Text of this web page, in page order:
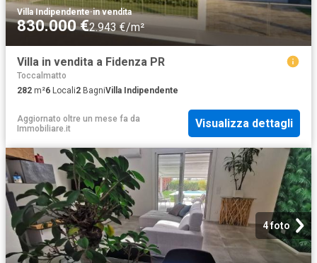
Villa Indipendente·in vendita
830.000 €2.943 €/m²
Villa in vendita a Fidenza PR
Toccalmatto
282 m²6 Locali2 BagniVilla Indipendente
Aggiornato oltre un mese fa da
Immobiliare.it
Visualizza dettagli
4 foto